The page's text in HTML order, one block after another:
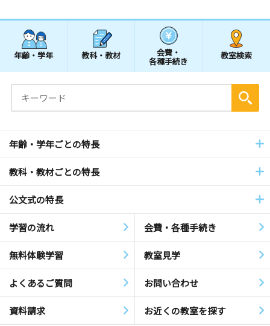
年齢・学年 教科・教材 会費・
各種手続き
教室検索
年齢・学年ごとの特長
教科・教材ごとの特長
公文式の特長
学習の流れ 会費・各種手続き
無料体験学習 教室見学
よくあるご質問 お問い合わせ
資料請求 お近くの教室を探す